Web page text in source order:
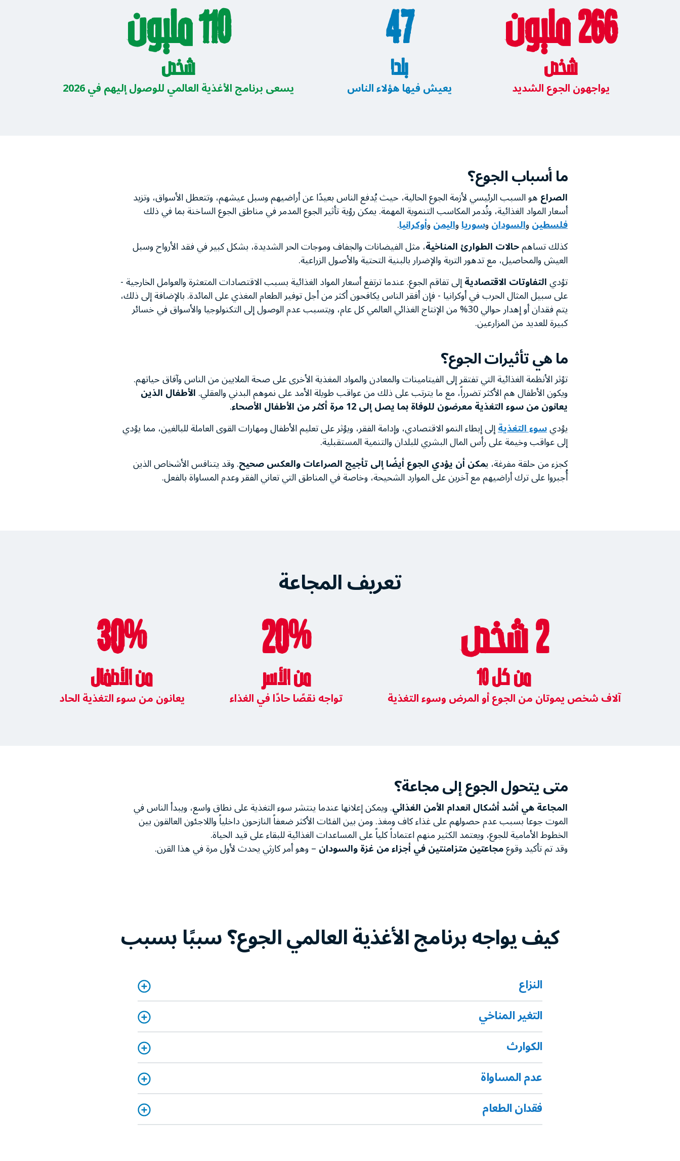
266 مليون
شخص
يواجهون الجوع الشديد
47
بلدا
يعيش فيها هؤلاء الناس
110 مليون
شخص
يسعى برنامج الأغذية العالمي للوصول إليهم في 2026
ما أسباب الجوع؟
الصراعهو السبب الرئيسي لأزمة الجوع الحالية، حيث يُدفع الناس بعيدًا عن أراضيهم وسبل عيشهم، وتتعطل الأسواق، وتزيد
أسعار المواد الغذائية، وتُدمر المكاسب التنموية المهمة. يمكن رؤية تأثير الجوع المدمر في مناطق الجوع الساخنة بما في ذلك
فلسطينوالسودانوسورياواليمنوأوكرانيا.
كذلك تساهمحالات الطوارئ المناخية، مثل الفيضانات والجفاف وموجات الحر الشديدة، بشكل كبير في فقد الأرواح وسبل
العيش والمحاصيل، مع تدهور التربة والإضرار بالبنية التحتية والأصول الزراعية.
تؤديالتفاوتات الاقتصاديةإلى تفاقم الجوع. عندما ترتفع أسعار المواد الغذائية بسبب الاقتصادات المتعثرة والعوامل الخارجية -
على سبيل المثال الحرب في أوكرانيا - فإن أفقر الناس يكافحون أكثر من أجل توفير الطعام المغذي على المائدة. بالإضافة إلى ذلك،
يتم فقدان أو إهدار حوالي 30% من الإنتاج الغذائي العالمي كل عام، ويتسبب عدم الوصول إلى التكنولوجيا والأسواق في خسائر
كبيرة للعديد من المزارعين.
ما هي تأثيرات الجوع؟
تؤثر الأنظمة الغذائية التي تفتقر إلى الفيتامينات والمعادن والمواد المغذية الأخرى على صحة الملايين من الناس وآفاق حياتهم.
ويكون الأطفال هم الأكثر تضرراً، مع ما يترتب على ذلك من عواقب طويلة الأمد على نموهم البدني والعقلي.الأطفال الذين
يعانون من سوء التغذية معرضون للوفاة بما يصل إلى 12 مرة أكثر من الأطفال الأصحاء
.
يؤديسوء التغذيةإلى إبطاء النمو الاقتصادي، وإدامة الفقر، ويؤثر على تعليم الأطفال ومهارات القوى العاملة للبالغين، مما يؤدي
إلى عواقب وخيمة على رأس المال البشري للبلدان والتنمية المستقبلية.
كجزء من حلقة مفرغة، يمكن أن يؤدي الجوع أيضًا إلى تأجيج الصراعات والعكس صحيح. وقد يتنافس الأشخاص الذين
أُجبروا على ترك أراضيهم مع آخرين على الموارد الشحيحة، وخاصة في المناطق التي تعاني الفقر وعدم المساواة بالفعل.
تعريف المجاعة
2 شخص
من كل 10
آلاف شخص يموتان من الجوع أو المرض وسوء التغذية
20%
من الأسر
تواجه نقصًا حادًا في الغذاء
30%
من الأطفال
يعانون من سوء التغذية الحاد
متى يتحول الجوع إلى مجاعة؟
المجاعة هي أشد أشكال انعدام الأمن الغذائي. ويمكن إعلانها عندما ينتشر سوء التغذية على نطاق واسع، ويبدأ الناس في
الموت جوعا بسبب عدم حصولهم على غذاء كاف ومغذ. ومن بين الفئات الأكثر ضعفاً النازحون داخلياً واللاجئون العالقون بين
الخطوط الأمامية للجوع، ويعتمد الكثير منهم اعتماداً كلياً على المساعدات الغذائية للبقاء على قيد الحياة.
وقد تم تأكيد وقوعمجاعتين متزامنتين في أجزاء من غزة والسودان– وهو أمر كارثي يحدث لأول مرة في هذا القرن.
كيف يواجه برنامج الأغذية العالمي الجوع؟ سببًا بسبب
النزاع
التغير المناخي
الكوارث
عدم المساواة
فقدان الطعام